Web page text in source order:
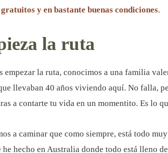
y en bastante buenas condiciones.
la ruta
empezar la ruta, conocimos a una familia
llevaban 40 años viviendo aquí. No falla,
a contarte tu vida en un momentito. Es lo
a caminar que como siempre, está todo
he hecho en Australia donde todo está lleno